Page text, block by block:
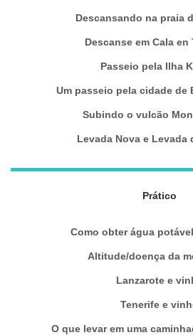
Descansando na praia
Descanse em Cala en
Passeio pela Ilha
Um passeio pela cidade de
Subindo o vulcão
Levada Nova e Levada
Prático
Como obter água
Altitude/doença da
Lanzarote e
Tenerife e
O que levar em uma